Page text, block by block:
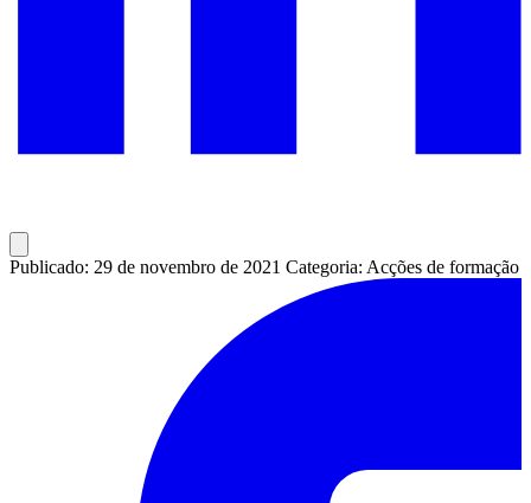
Publicado: 29 de novembro de 2021 Categoria: Acções de formação